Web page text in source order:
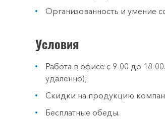
Организованность и умение
Условия
Работа в офисе с 9-00 до 18-
удаленно);
Скидки на продукцию
Бесплатные обеды.